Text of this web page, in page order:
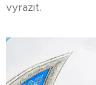
vyrazit.